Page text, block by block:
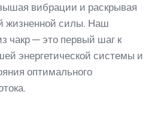
вибрации и раскрывая
жизненной силы. Наш
чакр — это первый шаг к
энергетической системы и
оптимального